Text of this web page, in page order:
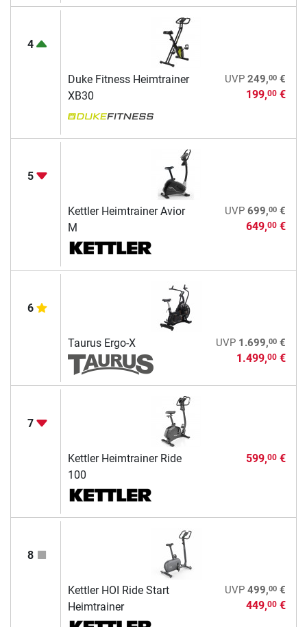
4
Duke Fitness Heimtrainer
XB30
UVP 249,00€
199,00€
5
Kettler Heimtrainer Avior
M
UVP 699,00€
649,00€
6
Taurus Ergo-X UVP 1.699,00€
1.499,00€
7
Kettler Heimtrainer Ride
100
599,00€
8
Kettler HOI Ride Start
Heimtrainer
UVP 499,00€
449,00€